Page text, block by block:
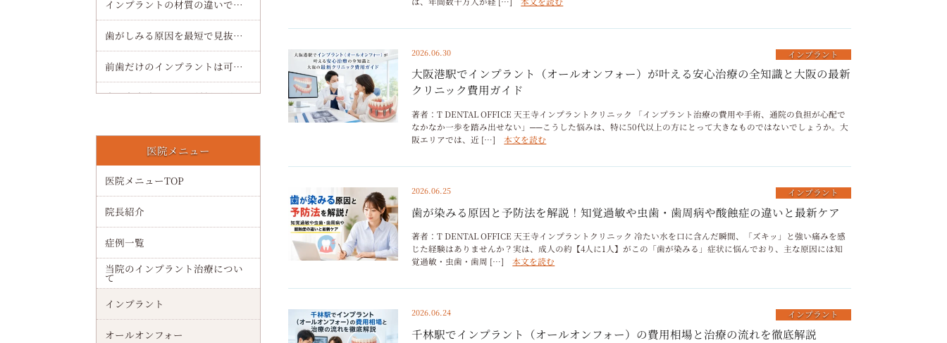
2026.06.30
大阪港駅でインプラント（オールオンフォー）が叶える安心治療の全知識と大阪の最新
クリニック費用ガイド
著者：T DENTAL OFFICE 天王寺インプラントクリニック 「インプラント治療の費用や手術、通院の負担が心配で
なかなか一歩を踏み出せない」──こうした悩みは、特に50代以上の方にとって大きなものではないでしょうか。大
阪エリアでは、近 […]本文を読む
インプラント
2026.06.25
歯が染みる原因と予防法を解説！知覚過敏や虫歯・歯周病や酸蝕症の違いと最新ケア
著者：T DENTAL OFFICE 天王寺インプラントクリニック 冷たい水を口に含んだ瞬間、「ズキッ」と強い痛みを感
じた経験はありませんか？実は、成人の約【4人に1人】がこの「歯が染みる」症状に悩んでおり、主な原因には知
覚過敏・虫歯・歯周 […]本文を読む
インプラント
2026.06.24
千林駅でインプラント（オールオンフォー）の費用相場と治療の流れを徹底解説
インプラント
医院メニュー
医院メニューTOP
院長紹介
症例一覧
当院のインプラント治療につい
て
インプラント
オールオンフォー
インプラントの材質の違いで選ぶ！チタンとジルコニアを徹底比較してあなたに最適な選び方を解説
歯がしみる原因を最短で見抜く！セルフチェックと見逃せないサインを解説
前歯だけのインプラントは可能？費用や期間も徹底解説！失敗を防ぐ選び方のポイント
歯医者麻酔における種類と副作用一覧｜痛みを抑える最新治療と安全な受け方徹底解説